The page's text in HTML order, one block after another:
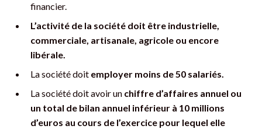
financier.
L’activité de la société doit être industrielle,
commerciale, artisanale, agricole ou encore
libérale.
La société doit employer moins de 50 salariés.
La société doit avoir un chiffre d’affaires annuel ou
un total de bilan annuel inférieur à 10 millions
d’euros au cours de l’exercice pour lequel elle